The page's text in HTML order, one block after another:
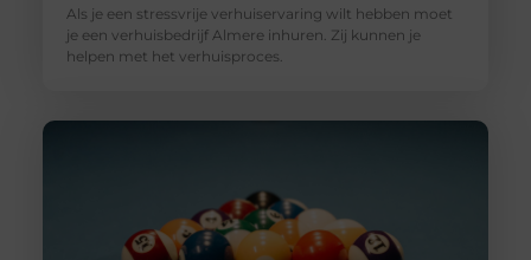
Als je een stressvrije verhuiservaring wilt hebben moet
je een verhuisbedrijf Almere inhuren. Zij kunnen je
helpen met het verhuisproces.